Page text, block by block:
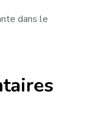
dans le